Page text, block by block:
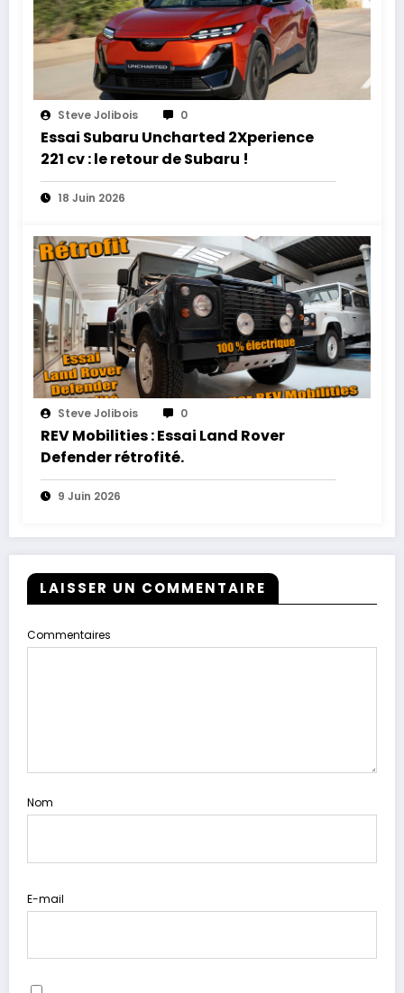
Steve Jolibois 0
Essai Subaru Uncharted 2Xperience
221 cv : le retour de Subaru !
18 Juin 2026
Steve Jolibois 0
REV Mobilities : Essai Land Rover
Defender rétrofité.
9 Juin 2026
LAISSER UN COMMENTAIRE
Commentaires
Nom
E-mail